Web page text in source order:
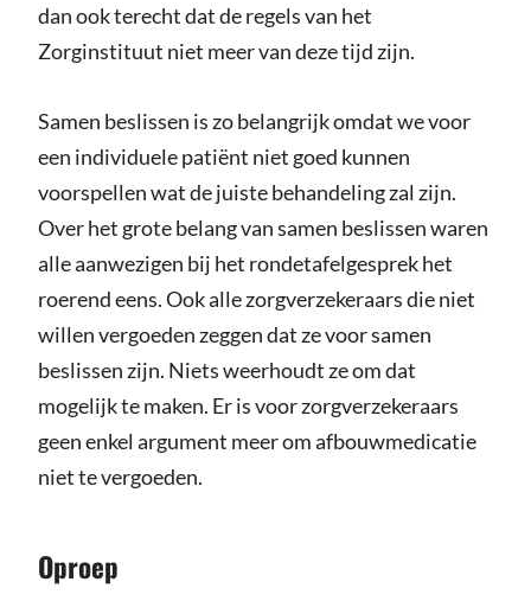
dan ook terecht dat de regels van het
Zorginstituut niet meer van deze tijd zijn.
Samen beslissen is zo belangrijk omdat we voor
een individuele patiënt niet goed kunnen
voorspellen wat de juiste behandeling zal zijn.
Over het grote belang van samen beslissen waren
alle aanwezigen bij het rondetafelgesprek het
roerend eens. Ook alle zorgverzekeraars die niet
willen vergoeden zeggen dat ze voor samen
beslissen zijn. Niets weerhoudt ze om dat
mogelijk te maken. Er is voor zorgverzekeraars
geen enkel argument meer om afbouwmedicatie
niet te vergoeden.
Oproep